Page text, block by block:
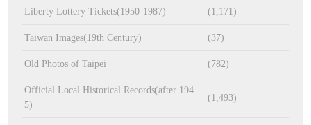
Liberty Lottery Tickets(1950-1987) (1,171)
Taiwan Images(19th Century) (37)
Old Photos of Taipei (782)
Official Local Historical Records(after 194
5)
(1,493)